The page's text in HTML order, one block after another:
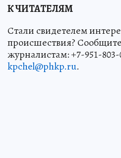
К ЧИТАТЕЛЯМ
Стали свидетелем
происшествия?
журналистам: +7-951-
kpchel@phkp.ru.